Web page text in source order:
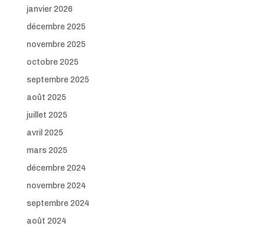
janvier 2026
décembre 2025
novembre 2025
octobre 2025
septembre 2025
août 2025
juillet 2025
avril 2025
mars 2025
décembre 2024
novembre 2024
septembre 2024
août 2024